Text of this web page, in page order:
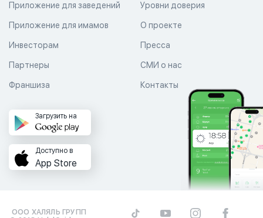
Уровни доверия
Приложение для заведений
Приложение для имамов О проекте
Пресса
СМИ о нас
Контакты
Инвесторам
Партнеры
Франшиза
Загрузить на
Доступно в
App Store
ООО ХАЛЯЛЬ ГРУПП